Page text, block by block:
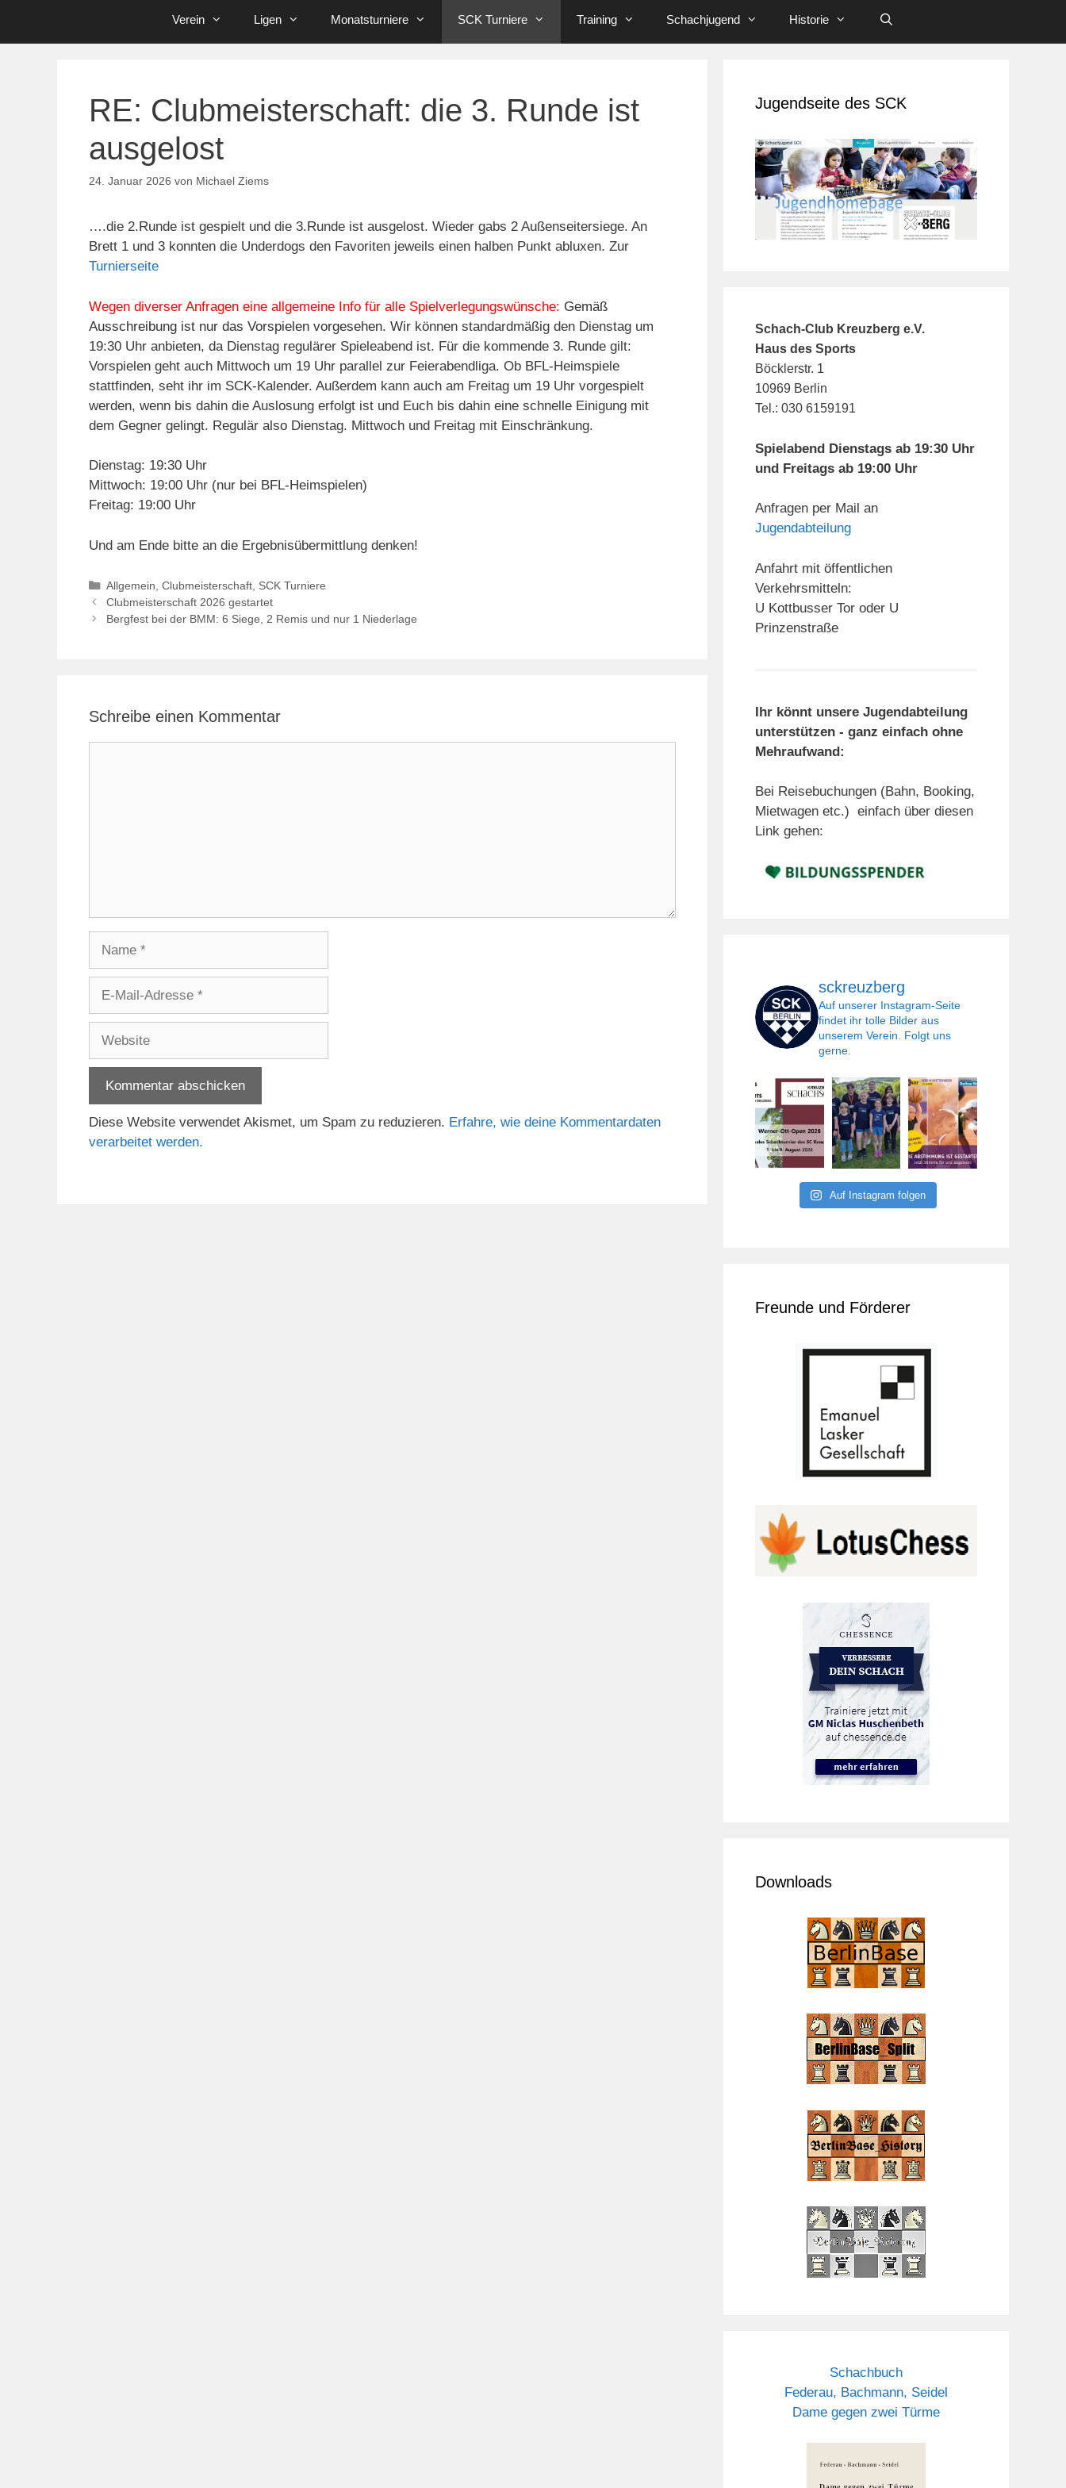
Verein Ligen Monatsturniere SCK Turniere Training Schachjugend Historie
RE: Clubmeisterschaft: die 3. Runde ist
ausgelost
24. Januar 2026 von Michael Ziems
….die 2.Runde ist gespielt und die 3.Runde ist ausgelost. Wieder gabs 2 Außenseitersiege. An
Brett 1 und 3 konnten die Underdogs den Favoriten jeweils einen halben Punkt abluxen. Zur
Turnierseite
Wegen diverser Anfragen eine allgemeine Info für alle Spielverlegungswünsche: Gemäß
Ausschreibung ist nur das Vorspielen vorgesehen. Wir können standardmäßig den Dienstag um
19:30 Uhr anbieten, da Dienstag regulärer Spieleabend ist. Für die kommende 3. Runde gilt:
Vorspielen geht auch Mittwoch um 19 Uhr parallel zur Feierabendliga. Ob BFL-Heimspiele
stattfinden, seht ihr im SCK-Kalender. Außerdem kann auch am Freitag um 19 Uhr vorgespielt
werden, wenn bis dahin die Auslosung erfolgt ist und Euch bis dahin eine schnelle Einigung mit
dem Gegner gelingt. Regulär also Dienstag. Mittwoch und Freitag mit Einschränkung.
Dienstag: 19:30 Uhr
Mittwoch: 19:00 Uhr (nur bei BFL-Heimspielen)
Freitag: 19:00 Uhr
Und am Ende bitte an die Ergebnisübermittlung denken!
Kategorien
Allgemein, Clubmeisterschaft, SCK Turniere
Clubmeisterschaft 2026 gestartet
Bergfest bei der BMM: 6 Siege, 2 Remis und nur 1 Niederlage
Schreibe einen Kommentar
Adresse
Diese Website verwendet Akismet, um Spam zu reduzieren. Erfahre, wie deine Kommentardaten
verarbeitet werden.
Jugendseite des SCK
Schach-Club Kreuzberg e.V.
Haus des Sports
Böcklerstr. 1
10969 Berlin
Tel.: 030 6159191
Spielabend Dienstags ab 19:30 Uhr
und Freitags ab 19:00 Uhr
Anfragen per Mail an
Jugendabteilung
Anfahrt mit öffentlichen
Verkehrsmitteln:
U Kottbusser Tor oder U
Prinzenstraße
Ihr könnt unsere Jugendabteilung
unterstützen - ganz einfach ohne
Mehraufwand:
Bei Reisebuchungen (Bahn, Booking,
Mietwagen etc.) einfach über diesen
Link gehen:
sckreuzberg
Auf unserer Instagram-Seite
findet ihr tolle Bilder aus
unserem Verein. Folgt uns
gerne.
Auf Instagram folgen
Freunde und Förderer
Downloads
Schachbuch
Federau, Bachmann, Seidel
Dame gegen zwei Türme